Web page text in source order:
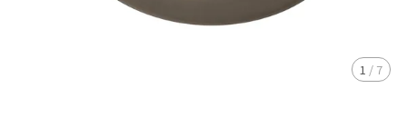
1 / 7